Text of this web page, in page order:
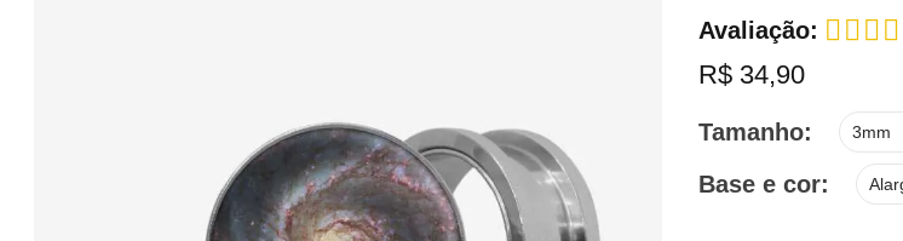
Avaliação:
R$ 34,90
Tamanho
Base e cor